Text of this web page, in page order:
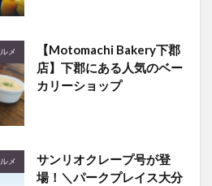
メ
【Motomachi Bakery下郡
店】下郡にある人気のベー
カリーショップ
メ
サンリオクレープ号が登
場！＼パークプレイス大分